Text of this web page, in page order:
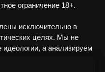
ограничение 18+.
исключительно в
целях. Мы не
а анализируем